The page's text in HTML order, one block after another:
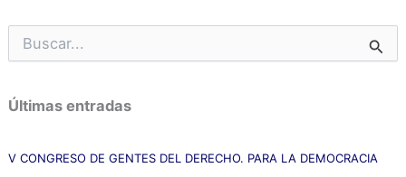
u
c
a
p
Últimas entradas
V CONGRESO DE GENTES DEL DERECHO. PARA LA DEMOCRACIA